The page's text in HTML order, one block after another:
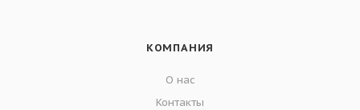
КОМПАНИЯ
О нас
Контакты